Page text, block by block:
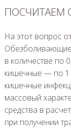
ПОСЧИТАЕМ
На этот вопрос
Обезболивающие
в количестве по
кишечные — по 1
кишечные
массовый
средства в
при получении